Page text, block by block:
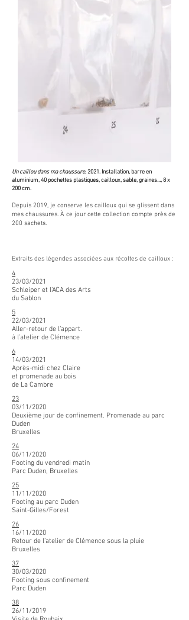
Un caillou dans ma chaussure, 2021. Installation, barre en
aluminium, 40 pochettes plastiques, cailloux, sable, graines..., 8 x
200 cm.
Depuis 2019, je conserve les cailloux qui se glissent dans
mes chaussures. À ce jour cette collection compte près de
200 sachets.
Extraits des légendes associées aux récoltes de cailloux :
4
23/03/2021
Schleiper et l’ACA des Arts
du Sablon
5
22/03/2021
Aller-retour de l’appart.
à l’atelier de Clémence
6
14/03/2021
Après-midi chez Claire
et promenade au bois
de La Cambre
23
03/11/2020
Deuxième jour de confinement. Promenade au parc
Duden
Bruxelles
24
06/11/2020
Footing du vendredi matin
Parc Duden, Bruxelles
25
11/11/2020
Footing au parc Duden
Saint-Gilles/Forest
26
16/11/2020
Retour de l’atelier de Clémence sous la pluie
Bruxelles
37
30/03/2020
Footing sous confinement
Parc Duden
38
26/11/2019